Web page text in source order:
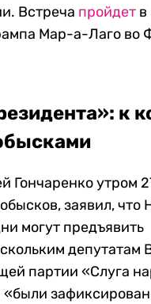
Встреча пройдет в
Мар-а-Лаго во
к
Гончаренко утром
заявил,
могут предъявить
депутатам
партии «Слуга
«были